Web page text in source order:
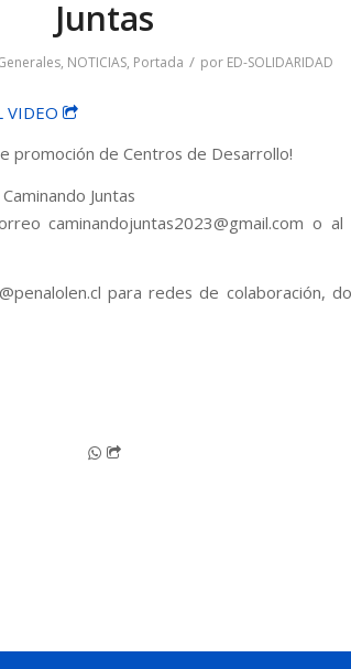
Juntas
, NOTICIAS, Portada / por ED-SOLIDARIDAD
VIDEO
promoción de Centros de Desarrollo!
Juntas
caminandojuntas2023@gmail.com o
para redes de colaboración,